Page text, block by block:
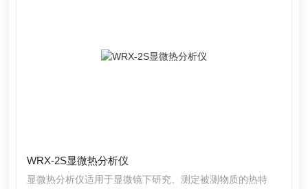
WRX-2S显微热分析仪
显微热分析仪适用于显微镜下研究、测定被测物质的热特